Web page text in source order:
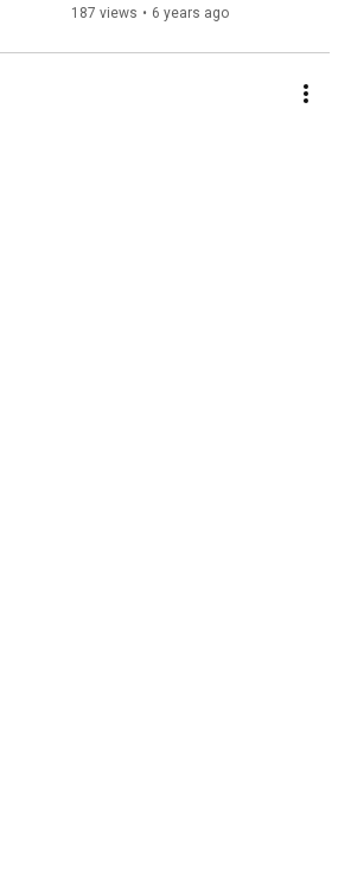
שליחת מייל וסמס ללקוחות 187 views • 6 years ago